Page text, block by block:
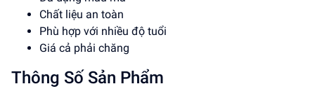
Chất liệu an toàn
Phù hợp với nhiều độ tuổi
Giá cả phải chăng
Thông Số Sản Phẩm